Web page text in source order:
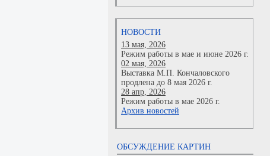
НОВОСТИ
13 мая, 2026
Режим работы в мае и июне 2026 г.
02 мая, 2026
Выставка М.П. Кончаловского
продлена до 8 мая 2026 г.
28 апр, 2026
Режим работы в мае 2026 г.
Архив новостей
ОБСУЖДЕНИЕ КАРТИН